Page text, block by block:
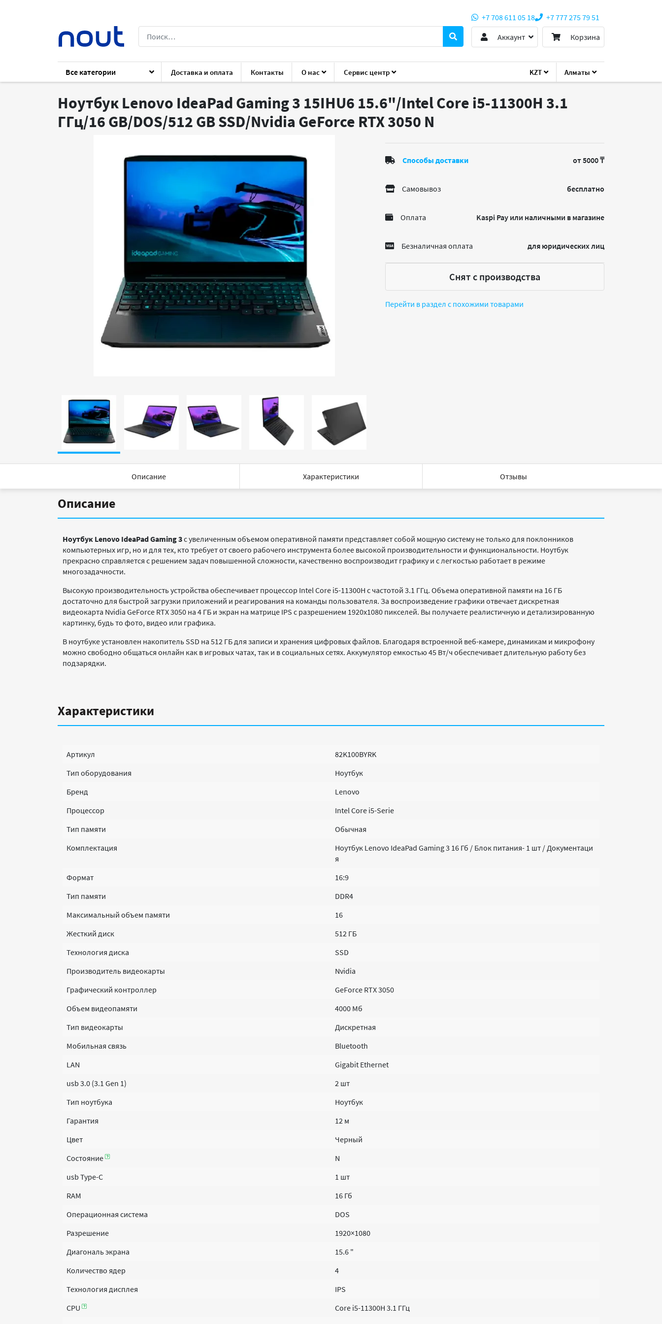
KZT Алматы
+7 708 611 05 18
+7 777 275 79 51
Аккаунт
Корзина
Все категории Доставка и оплата Контакты О нас Сервис центр
Каталог Ноутбуки Lenovo IdeaPad Gaming 3 15IHU6
Ноутбук Lenovo IdeaPad Gaming 3 15IHU6 15.6"/Intel Core i5-11300H 3.1
ГГц/16 GB/DOS/512 GB SSD/Nvidia GeForce RTX 3050 N
Способы доставки от 5000 ₸
Самовывоз бесплатно
Оплата Kaspi Pay или наличными в магазине
Безналичная оплата для юридических лиц
Снят с производства
Перейти в раздел с похожими товарами
Описание Характеристики Отзывы
Описание
Ноутбук Lenovo IdeaPad Gaming 3с увеличенным объемом оперативной памяти представляет собой мощную систему не только для поклонников
компьютерных игр, но и для тех, кто требует от своего рабочего инструмента более высокой производительности и функциональности. Ноутбук
прекрасно справляется с решением задач повышенной сложности, качественно воспроизводит графику и с легкостью работает в режиме
многозадачности.
Высокую производительность устройства обеспечивает процессор Intel Core i5-11300H с частотой 3.1 ГГц. Объема оперативной памяти на 16 ГБ
достаточно для быстрой загрузки приложений и реагирования на команды пользователя. За воспроизведение графики отвечает дискретная
видеокарта Nvidia GeForce RTX 3050 на 4 ГБ и экран на матрице IPS с разрешением 1920х1080 пикселей. Вы получаете реалистичную и детализированную
картинку, будь то фото, видео или графика.
В ноутбуке установлен накопитель SSD на 512 ГБ для записи и хранения цифровых файлов. Благодаря встроенной веб-камере, динамикам и микрофону
можно свободно общаться онлайн как в игровых чатах, так и в социальных сетях. Аккумулятор емкостью 45 Вт/ч обеспечивает длительную работу без
подзарядки.
Характеристики
Артикул
82K100BYRK
Тип оборудования
Ноутбук
Бренд
Lenovo
Процессор
Intel Core i5-Serie
Тип памяти
Обычная
Комплектация
Ноутбук Lenovo IdeaPad Gaming 3 16 Гб / Блок питания- 1 шт / Документаци
я
Формат
16:9
Тип памяти
DDR4
Максимальный объем памяти
16
Жесткий диск
512 ГБ
Технология диска
SSD
Производитель видеокарты
Nvidia
Графический контроллер
GeForce RTX 3050
Объем видеопамяти
4000 Мб
Тип видеокарты
Дискретная
Мобильная связь
Bluetooth
LAN
Gigabit Ethernet
usb 3.0 (3.1 Gen 1)
2 шт
Тип ноутбука
Ноутбук
Гарантия
12 м
Цвет
Черный
Состояние
N
usb Type-C
1 шт
RAM
16 Гб
Операционная система
DOS
Разрешение
1920×1080
Диагональ экрана
15.6 "
Количество ядер
4
Технология дисплея
IPS
CPU
Core i5-11300H 3.1 ГГц